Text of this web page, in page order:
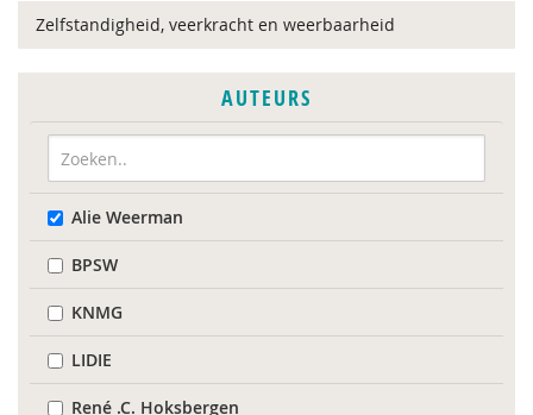
Zelfstandigheid, veerkracht en weerbaarheid
AUTEURS
Alie Weerman
BPSW
KNMG
LIDIE
René .C. Hoksbergen